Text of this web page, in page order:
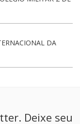
DA
Deixe seu